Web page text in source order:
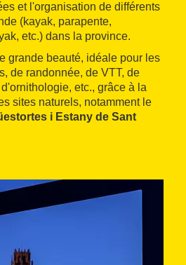
et l'organisation de différents
(kayak, parapente,
etc.) dans la province.
grande beauté, idéale pour les
de randonnée, de VTT, de
etc., grâce à la
sites naturels, notamment le
i Estany de Sant